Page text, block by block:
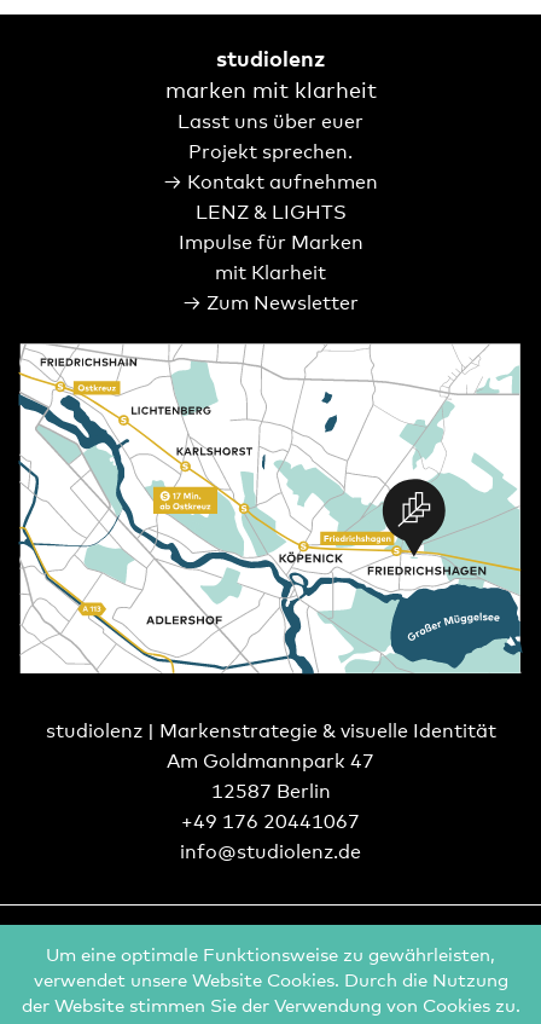
Um eine optimale Funktionsweise zu gewährleisten,
verwendet unsere Website Cookies. Durch die Nutzung
der Website stimmen Sie der Verwendung von Cookies zu.
studiolenz
marken mit klarheit
Lasst uns über euer
Projekt sprechen.
→ Kontakt aufnehmen
LENZ & LIGHTS
Impulse für Marken
mit Klarheit
→ Zum Newsletter
studiolenz | Markenstrategie & visuelle Identität
Am Goldmannpark 47
12587 Berlin
+49 176 20441067
info@studiolenz.de
Impressum&Datenschutz/ © 2026 studiolenz